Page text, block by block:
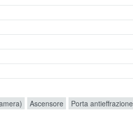
Ascensore Porta antieffrazione